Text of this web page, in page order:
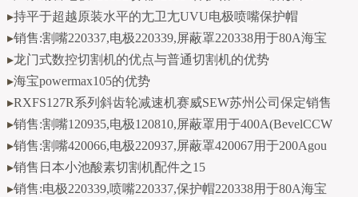
▸持平于超越原装水平的尢卫尢UVU电极喷嘴保护帽
▸销售:割嘴220337,电极220339,屏蔽罩220338用于80A海宝
▸龙门式数控切割机的优点与普通切割机的优势
▸海宝powermax105的优势
▸RXFS127R系列斜齿轮减速机赛威SEW苏州公司保定销售
▸销售:割嘴120935,电极120810,屏蔽罩用于400A(BevelCCW
▸销售:割嘴420066,电极220937,屏蔽罩420067用于200Agou
▸销售日本小池酸素切割机配件之15
▸销售:电极220339,喷嘴220337,保护帽220338用于80A海宝